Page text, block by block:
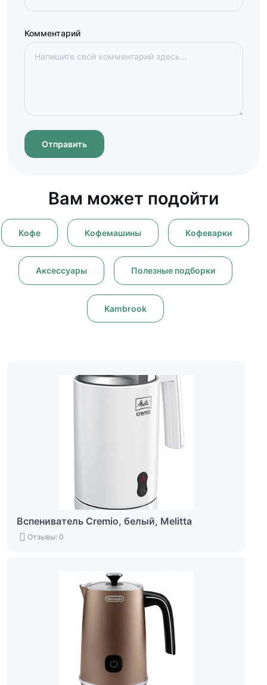
Комментарий
Отправить
Вам может подойти
Кофе Кофемашины Кофеварки
Аксессуары Полезные подборки
Kambrook
Вспениватель Cremio, белый, Melitta
Отзывы: 0